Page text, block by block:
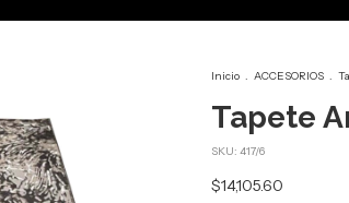
Inicio . ACCESORIOS .
Tapete
SKU: 417/6
$14,105.60